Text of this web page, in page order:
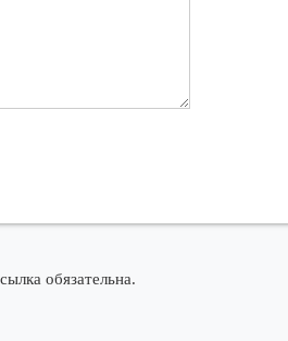
обязательна.